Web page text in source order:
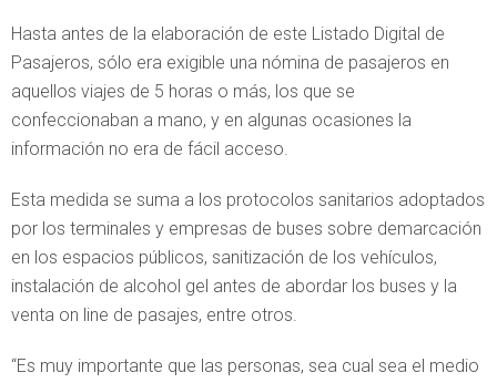
Hasta antes de la elaboración de este Listado Digital de
Pasajeros, sólo era exigible una nómina de pasajeros en
aquellos viajes de 5 horas o más, los que se
confeccionaban a mano, y en algunas ocasiones la
información no era de fácil acceso.
Esta medida se suma a los protocolos sanitarios adoptados
por los terminales y empresas de buses sobre demarcación
en los espacios públicos, sanitización de los vehículos,
instalación de alcohol gel antes de abordar los buses y la
venta on line de pasajes, entre otros.
“Es muy importante que las personas, sea cual sea el medio